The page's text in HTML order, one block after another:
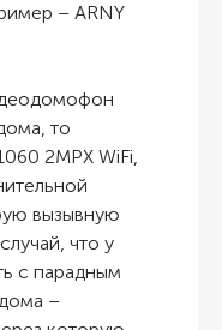
– ARNY
то
2MPX WiFi,
вызывную
что у
с парадным
–